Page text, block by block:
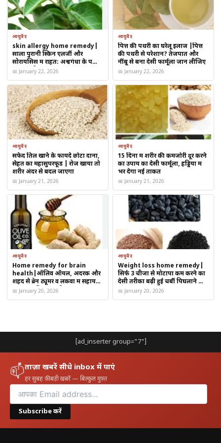
इसेएक गिलास हल्के गुनगुने पानीमें डालें
इसके बाद1 घंटे तक कुछ न खाएँ-पिएँ
पारंपरिक मान्यताओं के अनुसार:
यह मिश्रण नसों की सक्रियता को सपोर्ट करता है
दिमाग तक रक्त प्रवाह बेहतर करने में सहायक माना जाता है
शरीर की सूजन और कमजोरी में मदद कर सकता है
यह ध्यान रखना बहुत ज़रूरी है कि यह उपायइलाज नहीं, बल्कि केवलघरेलू
सहायक उपायके रूप में बताया जाता है।
महत्वपूर्ण सावधानी
ब्रेन ट्यूमर और मिर्गीगंभीर चिकित्सीय बीमारियाँहैं
इनका इलाज केवल घरेलू नुस्खों से संभव नहीं होता
दवाइयाँ बंद करना या डॉक्टर की सलाह छोड़ना खतरनाक हो
आयुर्वेद
skin allergy home remedy|
सालों पुरानी स्किन एलर्जी और
सोरायसिस में राहत: अश्वगंधा के पत्तों
का पारंपरिक उपाय
📅 January 22, 2026
आयुर्वेद
पित्त की पथरी का घरेलू इलाज |पित्त
की पथरी से परेशान? तेजपात और
नींबू से बना देसी फार्मूला जान लीजिए
📅 January 22, 2026
आयुर्वेद
सफेद तिल खाने के फायदे छोटा दाना,
सेहत का महासुपरफूड | रोज खाया तो
शरीर अंदर से बदल जाएगा
📅 January 21, 2026
आयुर्वेद
15 दिनों में शरीर की कमजोरी दूर करने
का उपाय का देसी फार्मूला, हड्डियों में
भर देगा नई ताकत
📅 January 21, 2026
आयुर्वेद
Home remedy for brain
health|ऑलिव ऑयल, अदरक और
शहद से ब्रेन ट्यूमर व लकवा में सहायक
राहत? जानिए पारंपरिक नुस्खा
📅 January 20, 2026
आयुर्वेद
Weight loss home remedy|
सिर्फ 3 चीजों से मोटापा कम करने का
देसी तरीका बढ़ी हुई चर्बी पिघलाने का
घरेलू नुस्खा
📅 January 20, 2026
[ad_inserter group="7"]
📫ताज़ा खबरें सीधे inbox में पाएं
हर सुबह की बड़ी खबरें — बिल्कुल मुफ़्त
Subscribe करें